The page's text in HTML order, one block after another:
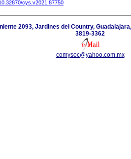
cys.v2021.87750
2093, Jardines del Country,
3819-3362
comysoc@yahoo.com.mx